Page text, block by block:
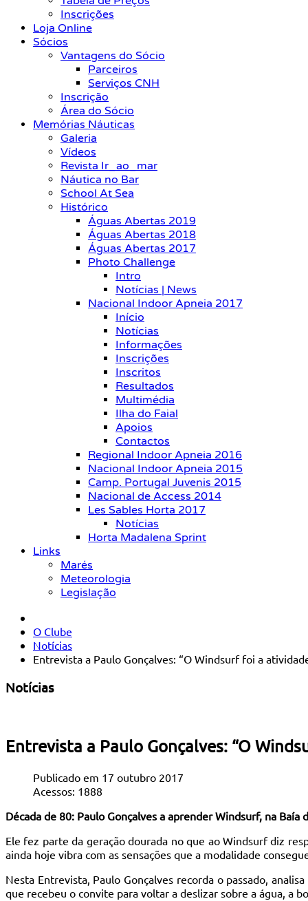
Inscrições
Loja Online
Sócios
Vantagens do Sócio
Parceiros
Serviços CNH
Inscrição
Área do Sócio
Memórias Náuticas
Galeria
Vídeos
Revista Ir_ao_mar
Náutica no Bar
School At Sea
Histórico
Águas Abertas 2019
Águas Abertas 2018
Águas Abertas 2017
Photo Challenge
Intro
Notícias | News
Nacional Indoor Apneia 2017
Início
Notícias
Informações
Inscrições
Inscritos
Resultados
Multimédia
Ilha do Faial
Apoios
Contactos
Regional Indoor Apneia 2016
Nacional Indoor Apneia 2015
Camp. Portugal Juvenis 2015
Nacional de Access 2014
Les Sables Horta 2017
Notícias
Horta Madalena Sprint
Links
Marés
Meteorologia
Legislação
O Clube
Notícias
Entrevista a Paulo Gonçalves: “O Windsurf foi a
Notícias
Entrevista a Paulo Gonçalves: “O
Publicado em 17 outubro 2017
Acessos: 1888
Década de 80: Paulo Gonçalves a aprender Windsurf, na Baía
Ele fez parte da geração dourada no que ao Windsurf diz
ainda hoje vibra com as sensações que a modalidade
Nesta Entrevista, Paulo Gonçalves recorda o passado,
que recebeu o convite para voltar a deslizar sobre a água, a